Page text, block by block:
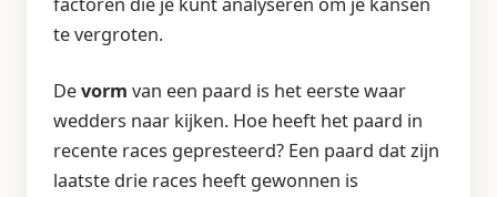
te vergroten.
Devorm van een paard is het eerste waar
wedders naar kijken. Hoe heeft het paard in
recente races gepresteerd? Een paard dat zijn
laatste drie races heeft gewonnen is